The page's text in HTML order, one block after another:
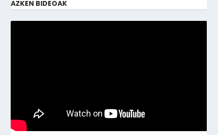
AZKEN BIDEOAK